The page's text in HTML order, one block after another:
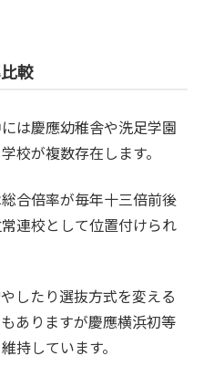
較
は慶應幼稚舎や洗足学園
校が複数存在します。
合倍率が毎年十三倍前後
連校として位置付けられ
したり選抜方式を変える
ありますが慶應横浜初等
持しています。